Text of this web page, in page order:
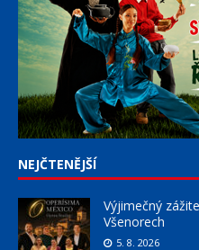
NEJČTENĚJŠÍ
Výjimečný
Všenorech
5. 8. 2026